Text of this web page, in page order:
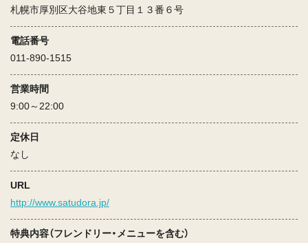
札幌市厚別区大谷地東５丁目１３番６号
電話番号
011-890-1515
営業時間
9:00～22:00
定休日
なし
URL
http://www.satudora.jp/
特典内容（フレンドリー・メニューを含む）